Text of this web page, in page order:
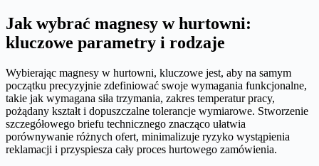
Jak wybrać magnesy w hurtowni:
kluczowe parametry i rodzaje
Wybierając magnesy w hurtowni, kluczowe jest, aby na samym
początku precyzyjnie zdefiniować swoje wymagania funkcjonalne,
takie jak wymagana siła trzymania, zakres temperatur pracy,
pożądany kształt i dopuszczalne tolerancje wymiarowe. Stworzenie
szczegółowego briefu technicznego znacząco ułatwia
porównywanie różnych ofert, minimalizuje ryzyko wystąpienia
reklamacji i przyspiesza cały proces hurtowego zamówienia.